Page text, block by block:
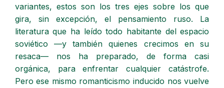
variantes, estos son los tres ejes sobre los que
gira, sin excepción, el pensamiento ruso. La
literatura que ha leído todo habitante del espacio
soviético —y también quienes crecimos en su
resaca— nos ha preparado, de forma casi
orgánica, para enfrentar cualquier catástrofe.
Pero ese mismo romanticismo inducido nos vuelve